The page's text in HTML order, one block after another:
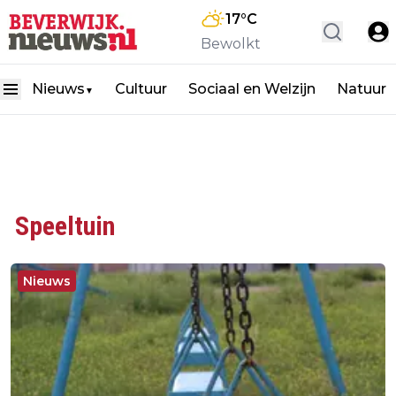
17°C
Bewolkt
Nieuws ▼ Cultuur Sociaal en Welzijn Natuur
Speeltuin
Nieuws